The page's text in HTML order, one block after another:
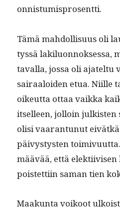
onnistumisprosentti.
Tämä mah­dol­lisu­us oli
tyssä lak­ilu­on­nok­ses­sa,
taval­la, jos­sa oli ajatel­tu
sairaaloiden etua. Niille
oikeut­ta ottaa vaik­ka
itselleen, jol­loin
olisi vaaran­tunut
päivystys­ten
määvää, että
pois­tet­ti­in saman tien
Maakun­ta voikoot